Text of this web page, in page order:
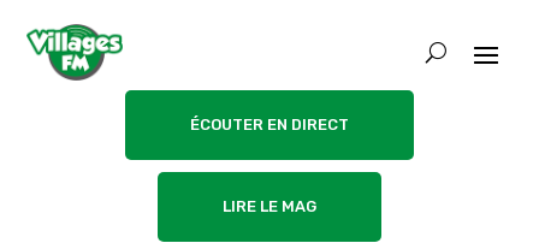
ÉCOUTER EN DIRECT
LIRE LE MAG